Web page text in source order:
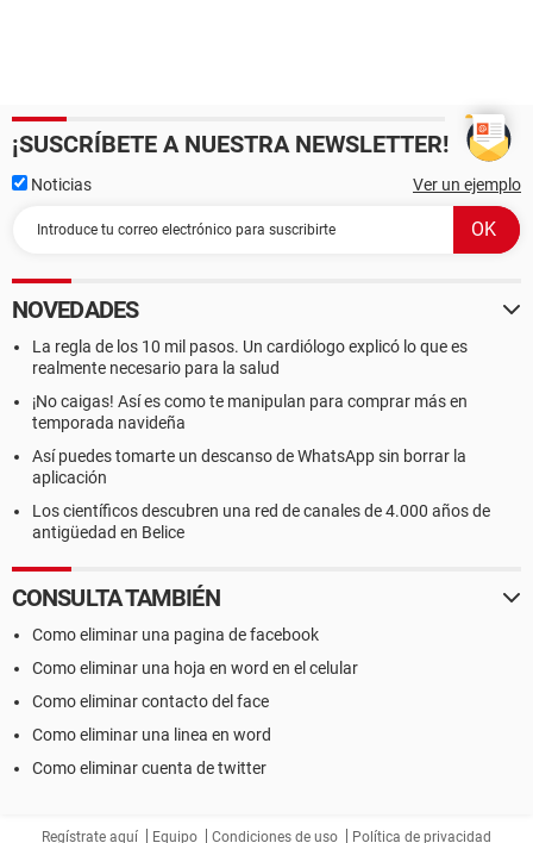
¡SUSCRÍBETE A NUESTRA NEWSLETTER!
Noticias Ver un ejemplo
NOVEDADES
La regla de los 10 mil pasos. Un cardiólogo explicó lo que es
realmente necesario para la salud
¡No caigas! Así es como te manipulan para comprar más en
temporada navideña
Así puedes tomarte un descanso de WhatsApp sin borrar la
aplicación
Los científicos descubren una red de canales de 4.000 años de
antigüedad en Belice
CONSULTA TAMBIÉN
Como eliminar una pagina de facebook
Como eliminar una hoja en word en el celular
Como eliminar contacto del face
Como eliminar una linea en word
Como eliminar cuenta de twitter
Regístrate aquí Equipo Condiciones de uso Política de privacidad